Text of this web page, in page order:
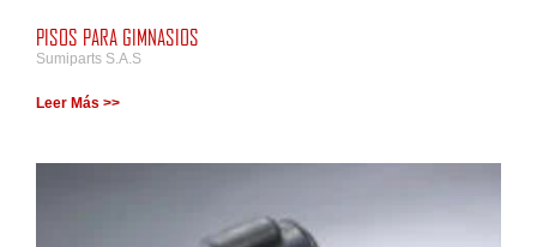
PISOS PARA GIMNASIOS
Sumiparts S.A.S
Leer Más >>